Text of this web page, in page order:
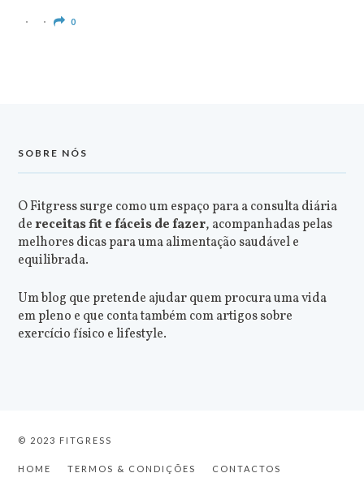
0
SOBRE NÓS
O Fitgress surge como um espaço para a consulta diária
dereceitas fit e fáceis de fazer, acompanhadas pelas
melhores dicas para uma alimentação saudável e
equilibrada.
Um blog que pretende ajudar quem procura uma vida
em pleno e que conta também com artigos sobre
exercício físico e lifestyle.
© 2023 FITGRESS
HOME TERMOS & CONDIÇÕES CONTACTOS